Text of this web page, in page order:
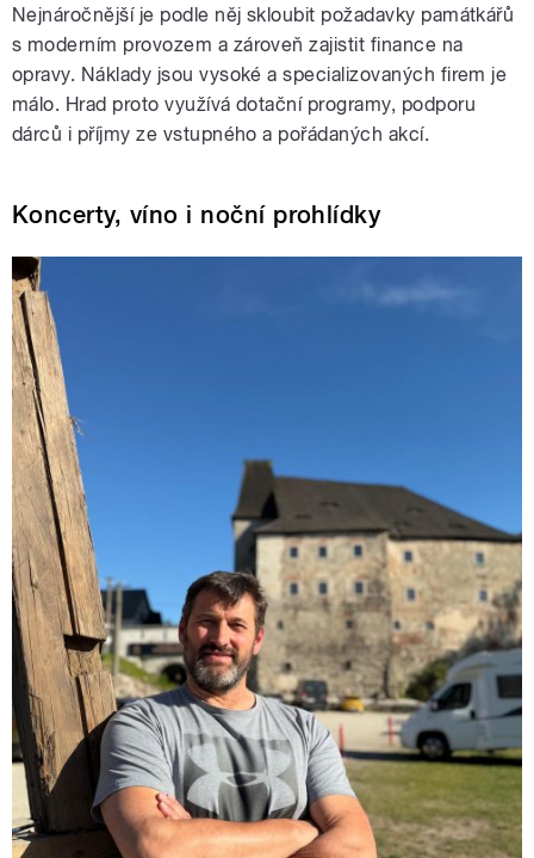
Nejnáročnější je podle něj skloubit požadavky památkářů
s moderním provozem a zároveň zajistit finance na
opravy. Náklady jsou vysoké a specializovaných firem je
málo. Hrad proto využívá dotační programy, podporu
dárců i příjmy ze vstupného a pořádaných akcí.
Koncerty, víno i noční prohlídky